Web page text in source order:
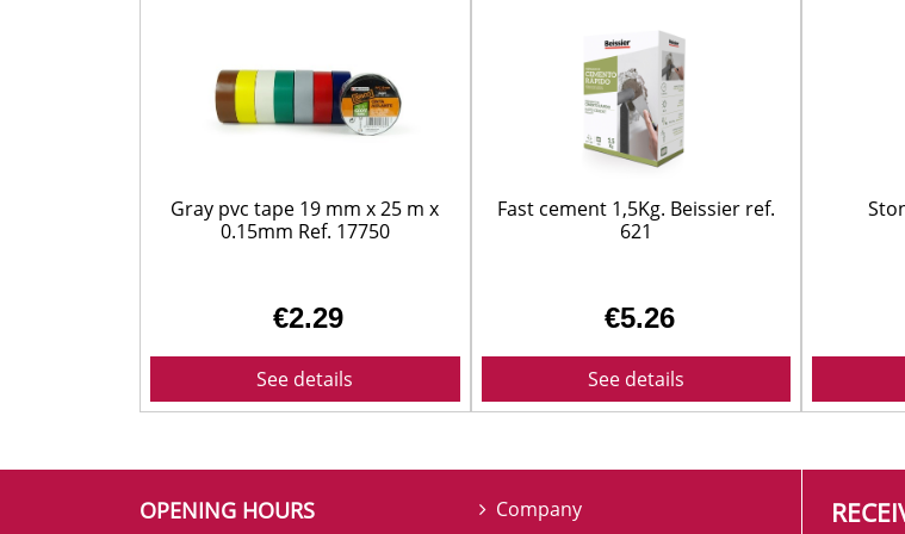
SUELOS Y
Gray pvc tape 19 mm x 25 m x
0.15mm Ref. 17750
€2.29
See details
Fast cement 1,5Kg. Beissier ref.
621
€5.26
See details
OPENING HOURS Company